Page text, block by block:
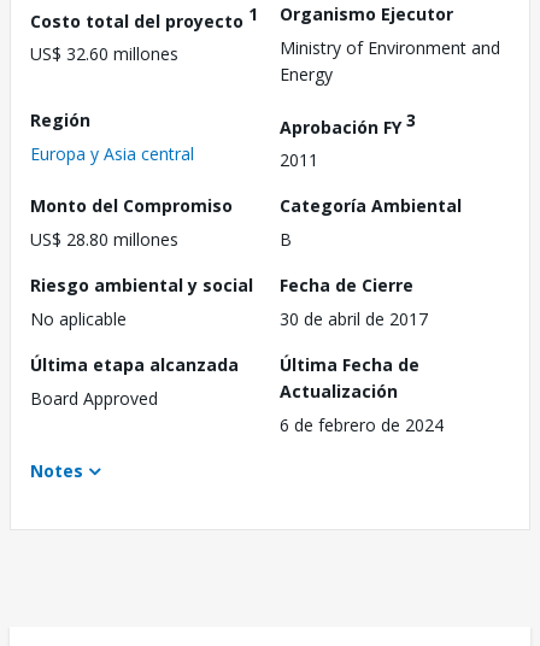
Costo total del proyecto 1
US$ 32.60 millones
Organismo Ejecutor
Ministry of Environment and
Energy
Región
Europa y Asia central
Aprobación FY3
2011
Monto del Compromiso
US$ 28.80 millones
Categoría Ambiental
B
Riesgo ambiental y social
No aplicable
Fecha de Cierre
30 de abril de 2017
Última etapa alcanzada
Board Approved
Última Fecha de
Actualización
6 de febrero de 2024
Notes